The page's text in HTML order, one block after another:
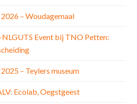
– Woudagemaal
Event bij TNO Petten:
– Teylers museum
Ecolab, Oegstgeest